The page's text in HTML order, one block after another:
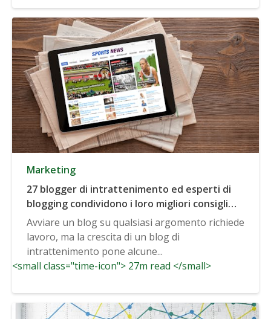
Marketing
27 blogger di intrattenimento ed esperti di
blogging condividono i loro migliori consigli
per far crescere un blog di intrattenimento
Avviare un blog su qualsiasi argomento richiede
lavoro, ma la crescita di un blog di
intrattenimento pone alcune...
<small class="time-icon"> 27m read </small>